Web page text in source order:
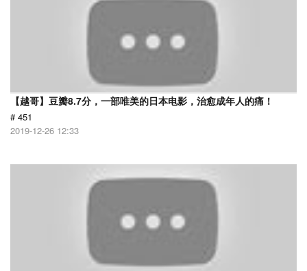
【越哥】豆瓣8.7分，一部唯美的日本电影，治愈成年人的痛！
# 451
2019-12-26 12:33